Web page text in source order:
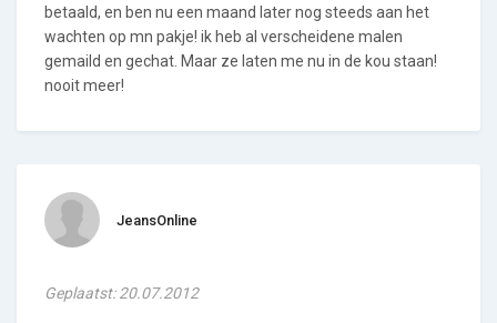
betaald, en ben nu een maand later nog steeds aan het
wachten op mn pakje! ik heb al verscheidene malen
gemaild en gechat. Maar ze laten me nu in de kou staan!
nooit meer!
JeansOnline
Geplaatst: 20.07.2012